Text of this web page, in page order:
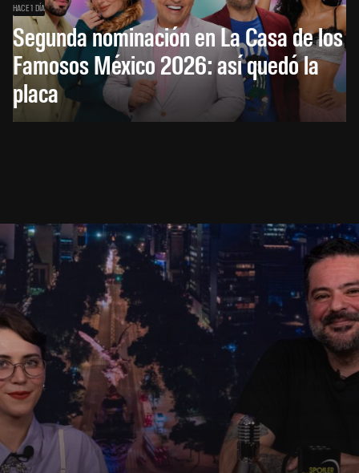
HACE 1 DÍA
Segunda nominación en La Casa de los
Famosos México 2026: así quedó la
placa